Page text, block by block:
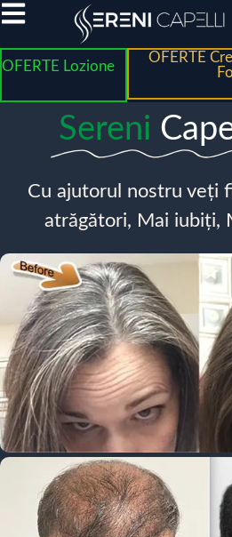
OFERTE Lozione
OFERTE
Sereni
Cu ajutorul nostru veți
atrăgători, Mai iubiți,